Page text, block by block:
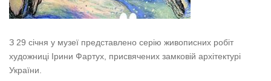
З 29 січня у музеї представлено серію живописних робіт
художниці Ірини Фартух, присвячених замковій архітектурі
України.